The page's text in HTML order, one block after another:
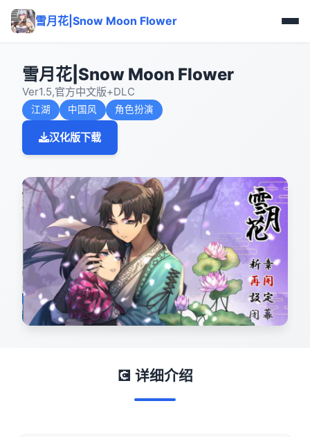
雪月花|Snow Moon Flower
雪月花|Snow Moon Flower
Ver1.5,官方中文版+DLC
江湖 中国风 角色扮演
汉化版下载
💽 详细介绍